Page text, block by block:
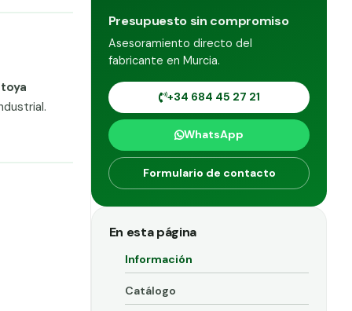
Presupuesto sin compromiso
Asesoramiento directo del
fabricante en Murcia.
+34 684 45 27 21
WhatsApp
Formulario de contacto
En esta página
Información
Catálogo